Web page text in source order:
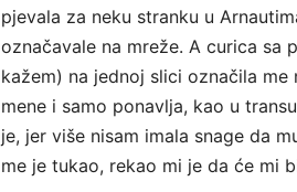
pjevala za neku stranku u
označavale na mreže. A curica sa
kažem) na jednoj slici označila
mene i samo ponavlja, kao u
je, jer više nisam imala snage da
me je tukao, rekao mi je da će mi